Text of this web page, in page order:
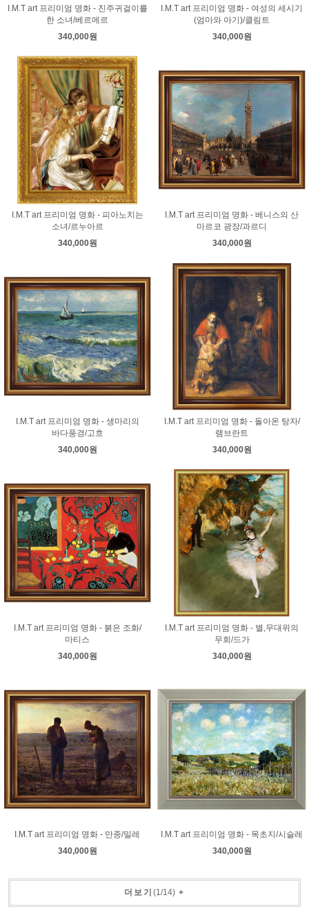
I.M.T art 프리미엄 명화 - 진주귀걸이를
한 소녀/베르메르
340,000원
I.M.T art 프리미엄 명화 - 여성의 세시기
(엄마와 아기)/클림트
340,000원
I.M.T art 프리미엄 명화 - 피아노치는
소녀/르누아르
340,000원
I.M.T art 프리미엄 명화 - 베니스의 산
마르코 광장/과르디
340,000원
I.M.T art 프리미엄 명화 - 생마리의
바다풍경/고흐
340,000원
I.M.T art 프리미엄 명화 - 돌아온 탕자/
램브란트
340,000원
I.M.T art 프리미엄 명화 - 붉은 조화/
마티스
340,000원
I.M.T art 프리미엄 명화 - 별,무대위의
무희/드가
340,000원
I.M.T art 프리미엄 명화 - 만종/밀레
340,000원
I.M.T art 프리미엄 명화 - 목초지/시슬레
340,000원
더보기 (1/14) +